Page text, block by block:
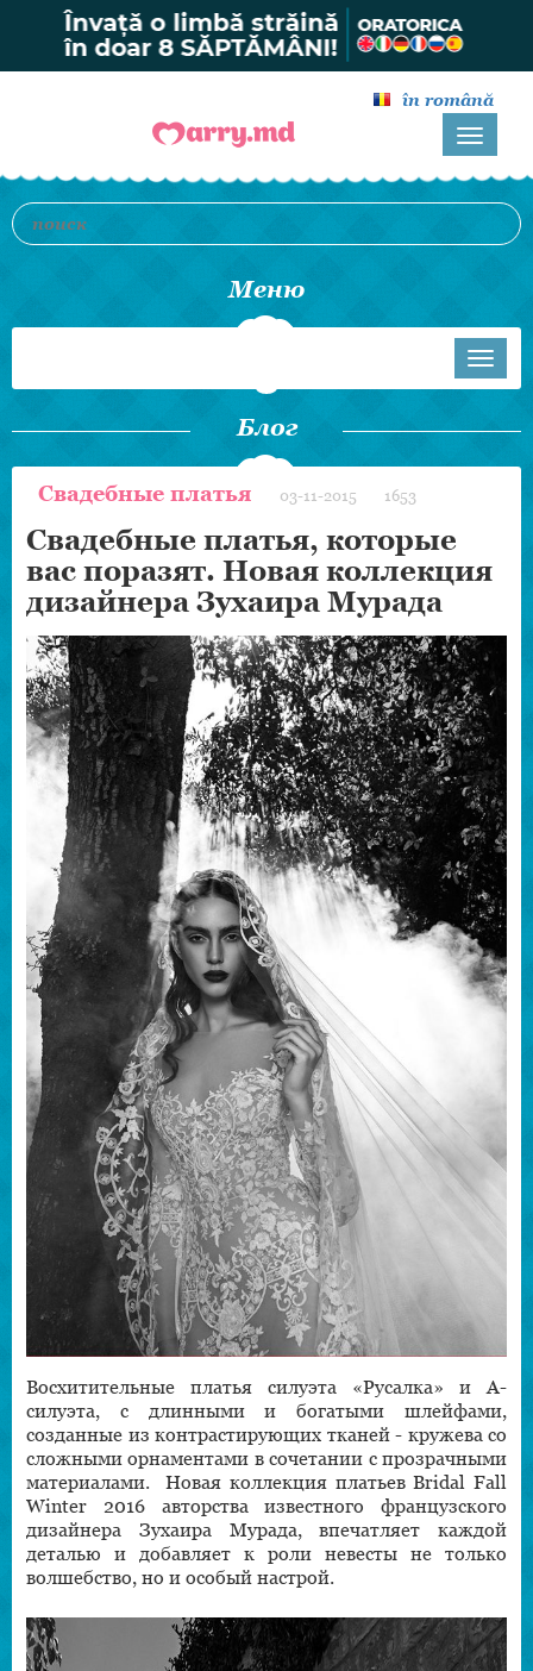
în română
Mеню
Блог
Свадебные платья 03-11-2015 1653
Свадебные платья, которые
вас поразят. Новая коллекция
дизайнера Зухаира Мурада
Восхитительные платья силуэта «Русалка» и А-
силуэта, с длинными и богатыми шлейфами,
созданные из контрастирующих тканей - кружева со
сложными орнаментами в сочетании с прозрачными
материалами. Новая коллекция платьев Bridal Fall
Winter 2016 авторства известного французского
дизайнера Зухаира Мурада, впечатляет каждой
деталью и добавляет к роли невесты не только
волшебство, но и особый настрой.